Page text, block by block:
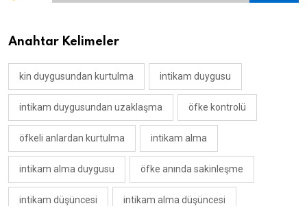
Anahtar Kelimeler
kin duygusundan kurtulma intikam duygusu
intikam duygusundan uzaklaşma öfke kontrolü
öfkeli anlardan kurtulma intikam alma
intikam alma duygusu öfke anında sakinleşme
intikam düşüncesi intikam alma düşüncesi